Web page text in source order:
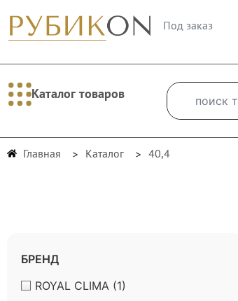
Под заказ
Каталог товаров
Главная Каталог 40,4
БРЕНД
ROYAL CLIMA (1)